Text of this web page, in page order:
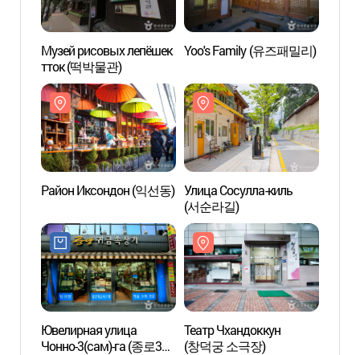
Музей рисовых лепёшек
тток (떡박물관)
Yoo's Family (유즈패밀리)
Район Иксондон (익선동) Улица Сосулла-киль
(서순라길)
Ювелирная улица
Чонно-3(сам)-га (종로3가
Театр Чхандоккун
(창덕궁 소극장)